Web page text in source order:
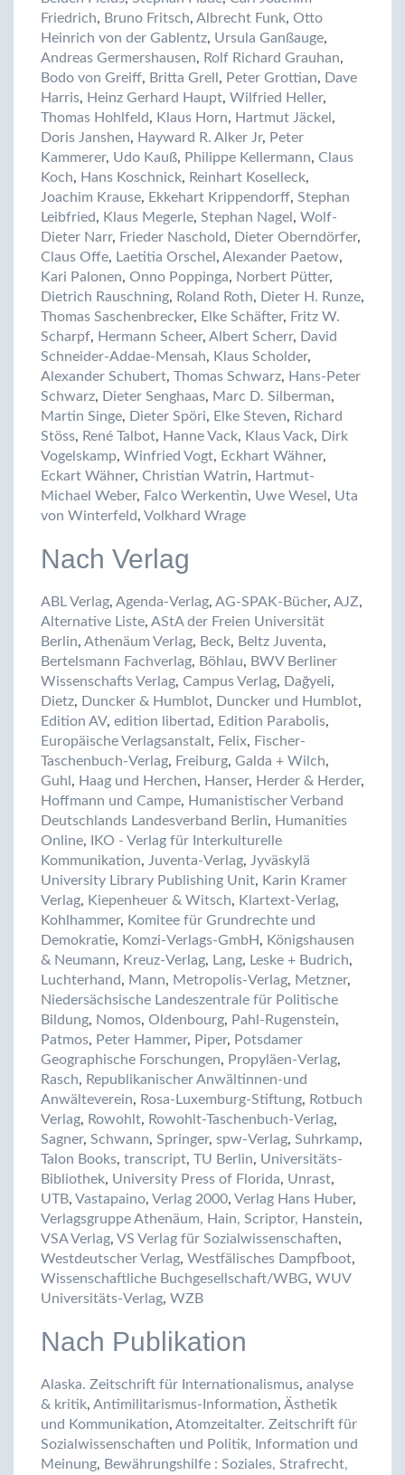
Friedrich, Bruno Fritsch, Albrecht Funk, Otto
Heinrich von der Gablentz, Ursula Ganßauge,
Andreas Germershausen, Rolf Richard Grauhan,
Bodo von Greiff, Britta Grell , Peter Grottian, Dave
Harris, Heinz Gerhard Haupt, Wilfried Heller,
Thomas Hohlfeld, Klaus Horn, Hartmut Jäckel ,
Doris Janshen, Hayward R. Alker Jr, Peter
Kammerer, Udo Kauß, Philippe Kellermann, Claus
Koch, Hans Koschnick, Reinhart Koselleck,
Joachim Krause, Ekkehart Krippendorff, Stephan
Leibfried, Klaus Megerle, Stephan Nagel , Wolf-
Dieter Narr, Frieder Naschold, Dieter Oberndörfer,
Claus Offe, Laetitia Orschel , Alexander Paetow,
Kari Palonen, Onno Poppinga, Norbert Pütter,
Dietrich Rauschning, Roland Roth, Dieter H. Runze,
Thomas Saschenbrecker, Elke Schäfter, Fritz W.
Scharpf, Hermann Scheer, Albert Scherr, David
Schneider-Addae-Mensah, Klaus Scholder,
Alexander Schubert, Thomas Schwarz, Hans-Peter
Schwarz, Dieter Senghaas, Marc D. Silberman,
Martin Singe, Dieter Spöri, Elke Steven, Richard
Stöss, René Talbot, Hanne Vack, Klaus Vack, Dirk
Vogelskamp, Winfried Vogt, Eckhart Wähner,
Eckart Wähner, Christian Watrin, Hartmut-
Michael Weber, Falco Werkentin, Uwe Wesel , Uta
von Winterfeld, Volkhard Wrage
Nach Verlag
ABL Verlag, Agenda-Verlag, AG-SPAK-Bücher, AJZ,
Alternative Liste, AStA der Freien Universität
Berlin, Athenäum Verlag, Beck, Beltz Juventa,
Bertelsmann Fachverlag, Böhlau, BWV Berliner
Wissenschafts Verlag, Campus Verlag, Dağyeli,
Dietz, Duncker & Humblot, Duncker und Humblot,
Edition AV, edition libertad, Edition Parabolis,
Europäische Verlagsanstalt, Felix, Fischer-
Taschenbuch-Verlag, Freiburg, Galda + Wilch,
Guhl , Haag und Herchen, Hanser, Herder & Herder,
Hoffmann und Campe, Humanistischer Verband
Deutschlands Landesverband Berlin, Humanities
Online,
IKO - Verlag für Interkulturelle
Kommunikation, Juventa-Verlag, Jyväskylä
University Library Publishing Unit, Karin Kramer
Verlag, Kiepenheuer & Witsch, Klartext-Verlag,
Kohlhammer, Komitee für Grundrechte und
Demokratie, Komzi-Verlags-GmbH, Königshausen
& Neumann, Kreuz-Verlag, Lang, Leske + Budrich,
Luchterhand, Mann, Metropolis-Verlag, Metzner,
Niedersächsische Landeszentrale für Politische
Bildung, Nomos, Oldenbourg, Pahl-Rugenstein,
Patmos, Peter Hammer, Piper, Potsdamer
Geographische Forschungen, Propyläen-Verlag,
Rasch, Republikanischer Anwältinnen-und
Anwälteverein, Rosa-Luxemburg-Stiftung, Rotbuch
Verlag, Rowohlt, Rowohlt-Taschenbuch-Verlag,
Sagner, Schwann, Springer, spw-Verlag, Suhrkamp,
Talon Books, transcript, TU Berlin, Universitäts-
Bibliothek, University Press of Florida, Unrast,
UTB, Vastapaino, Verlag 2000, Verlag Hans Huber,
Verlagsgruppe Athenäum, Hain, Scriptor, Hanstein,
VSA Verlag, VS Verlag für Sozialwissenschaften,
Westdeutscher Verlag, Westfälisches Dampfboot,
Wissenschaftliche Buchgesellschaft/WBG, WUV
Universitäts-Verlag, WZB
Nach Publikation
Alaska. Zeitschrift für Internationalismus, analyse
& kritik, Antimilitarismus-Information, Ästhetik
und Kommunikation, Atomzeitalter. Zeitschrift für
Sozialwissenschaften und Politik, Information und
Meinung, Bewährungshilfe : Soziales, Strafrecht,